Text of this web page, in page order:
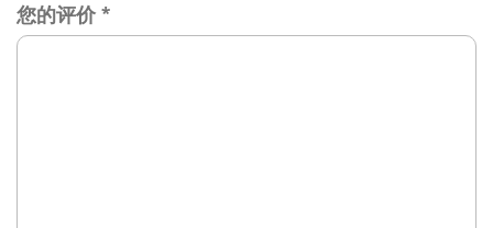
您的评价*